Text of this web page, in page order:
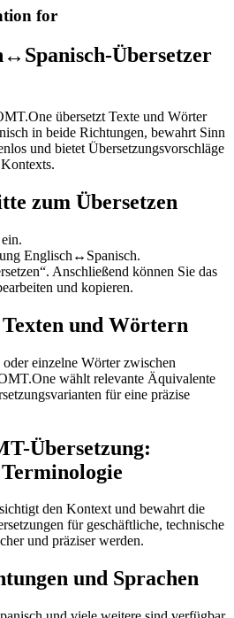
for
Übersetzer
übersetzt Texte und Wörter
in beide Richtungen, bewahrt Sinn
und bietet Übersetzungsvorschläge
zum Übersetzen
Englisch↔Spanisch.
Anschließend können Sie das
und kopieren.
und Wörtern
einzelne Wörter zwischen
wählt relevante Äquivalente
für eine präzise
Übersetzung:
den Kontext und bewahrt die
für geschäftliche, technische
und präziser werden.
und Sprachen